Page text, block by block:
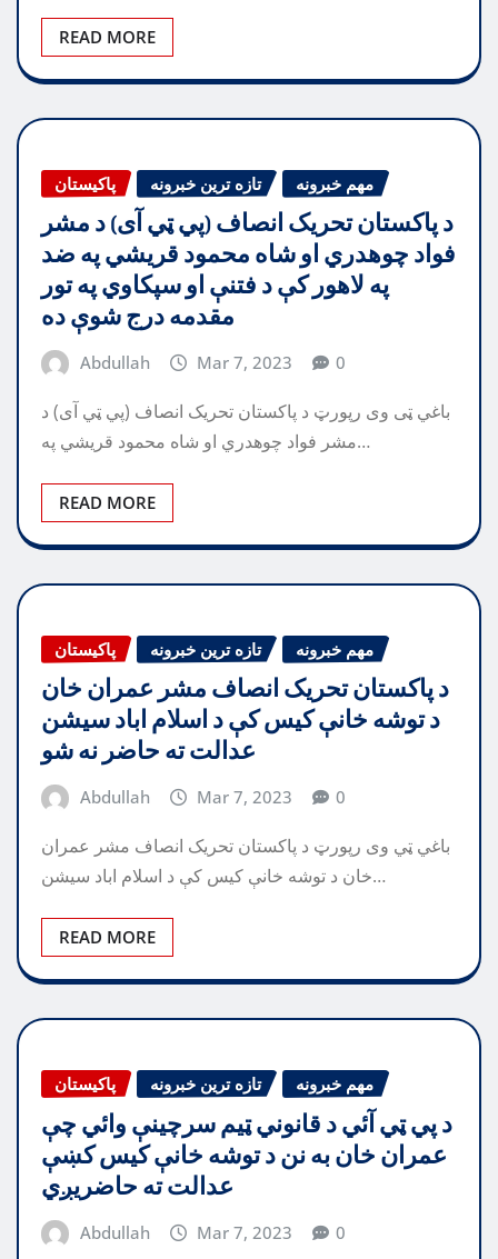
READ MORE
پاکیستان تازه ترین خبرونه مهم خبرونه
د پاکستان تحریک انصاف (پي ټي آی) د مشر
فواد چوهدري او شاه محمود قریشي په ضد
په لاهور کې د فتنې او سپکاوي په تور
مقدمه درج شوې ده
Abdullah Mar 7, 2023 0
باغي ټی وی رپورټ د پاکستان تحریک انصاف (پي ټي آی) د
مشر فواد چوهدري او شاه محمود قریشي په…
READ MORE
پاکیستان تازه ترین خبرونه مهم خبرونه
د پاکستان تحریک انصاف مشر عمران خان
د توشه خانې کیس کې د اسلام اباد سیشن
عدالت ته حاضر نه شو
Abdullah Mar 7, 2023 0
باغي ټي وی رپورټ د پاکستان تحریک انصاف مشر عمران
خان د توشه خانې کیس کې د اسلام اباد سیشن…
READ MORE
پاکیستان تازه ترین خبرونه مهم خبرونه
د پي ټي آئي د قانوني ټيم سرچينې وائي چې
عمران خان به نن د توشه خانې کيس کښې
عدالت ته حاضريږي
Abdullah Mar 7, 2023 0